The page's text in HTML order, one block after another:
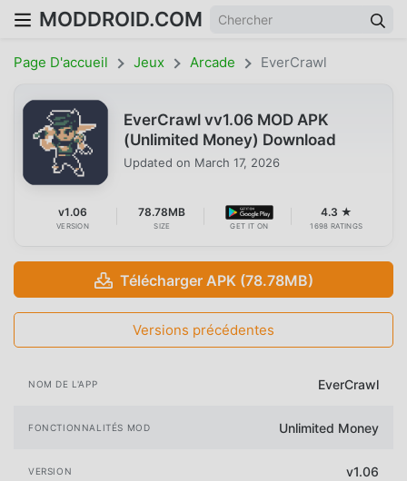
MODDROID.COM
Page D'accueil Jeux Arcade EverCrawl
EverCrawl vv1.06 MOD APK
(Unlimited Money) Download
Updated on March 17, 2026
v1.06
VERSION
78.78MB
SIZE GET IT ON
4.3 ★
1698 RATINGS
Télécharger APK (78.78MB)
Versions précédentes
NOM DE L'APP EverCrawl
FONCTIONNALITÉS MOD Unlimited Money
VERSION v1.06